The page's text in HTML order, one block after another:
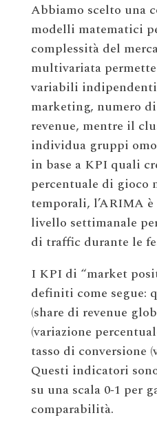
Abbiamo scelto una
modelli matematici
complessità del
multivariata
variabili indipendenti
marketing, numero
revenue, mentre il
individua gruppi
in base a KPI quali
percentuale di gioco
temporali, l’ARIMA
livello settimanale
di traffic durante le
I KPI di “market
definiti come segue:
(share di revenue
(variazione
tasso di conversione
Questi indicatori
su una scala 0‑1 per
comparabilità.